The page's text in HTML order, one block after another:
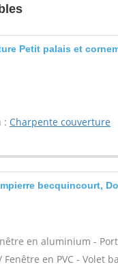
Petit palais et
: Charpente couverture
becquincourt,
en aluminium -
en PVC - Volet